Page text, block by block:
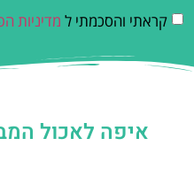
קראתי והסכמתי ל מדיניות
איפה לאכול